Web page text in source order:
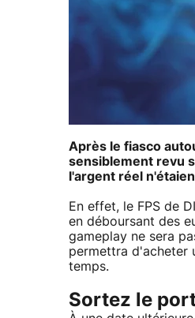
Après le fiasco
sensiblement revu
l'argent réel
En effet, le FPS de
en déboursant des
gameplay ne sera
permettra d'acheter
temps.
Sortez le